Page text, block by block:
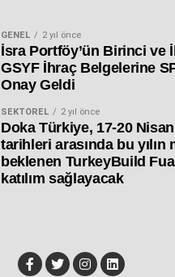
GENEL 2 yıl önce
İsra Portföy’ün Birinci ve
GSYF İhraç Belgelerine
Onay Geldi
SEKTÖREL 2 yıl önce
Doka Türkiye, 17-20
tarihleri arasında bu yılın
beklenen TurkeyBuild
katılım sağlayacak